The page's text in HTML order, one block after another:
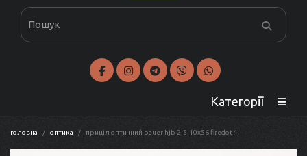
Категорії
головна оптика приціл оптичний bauer hjb 2,5-10x56 firedot 4